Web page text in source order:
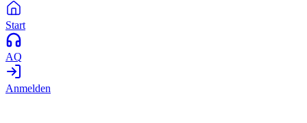
Start
AQ
Anmelden